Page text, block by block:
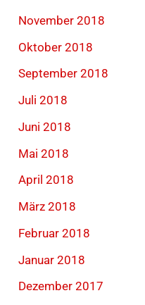
November 2018
Oktober 2018
September 2018
Juli 2018
Juni 2018
Mai 2018
April 2018
März 2018
Februar 2018
Januar 2018
Dezember 2017